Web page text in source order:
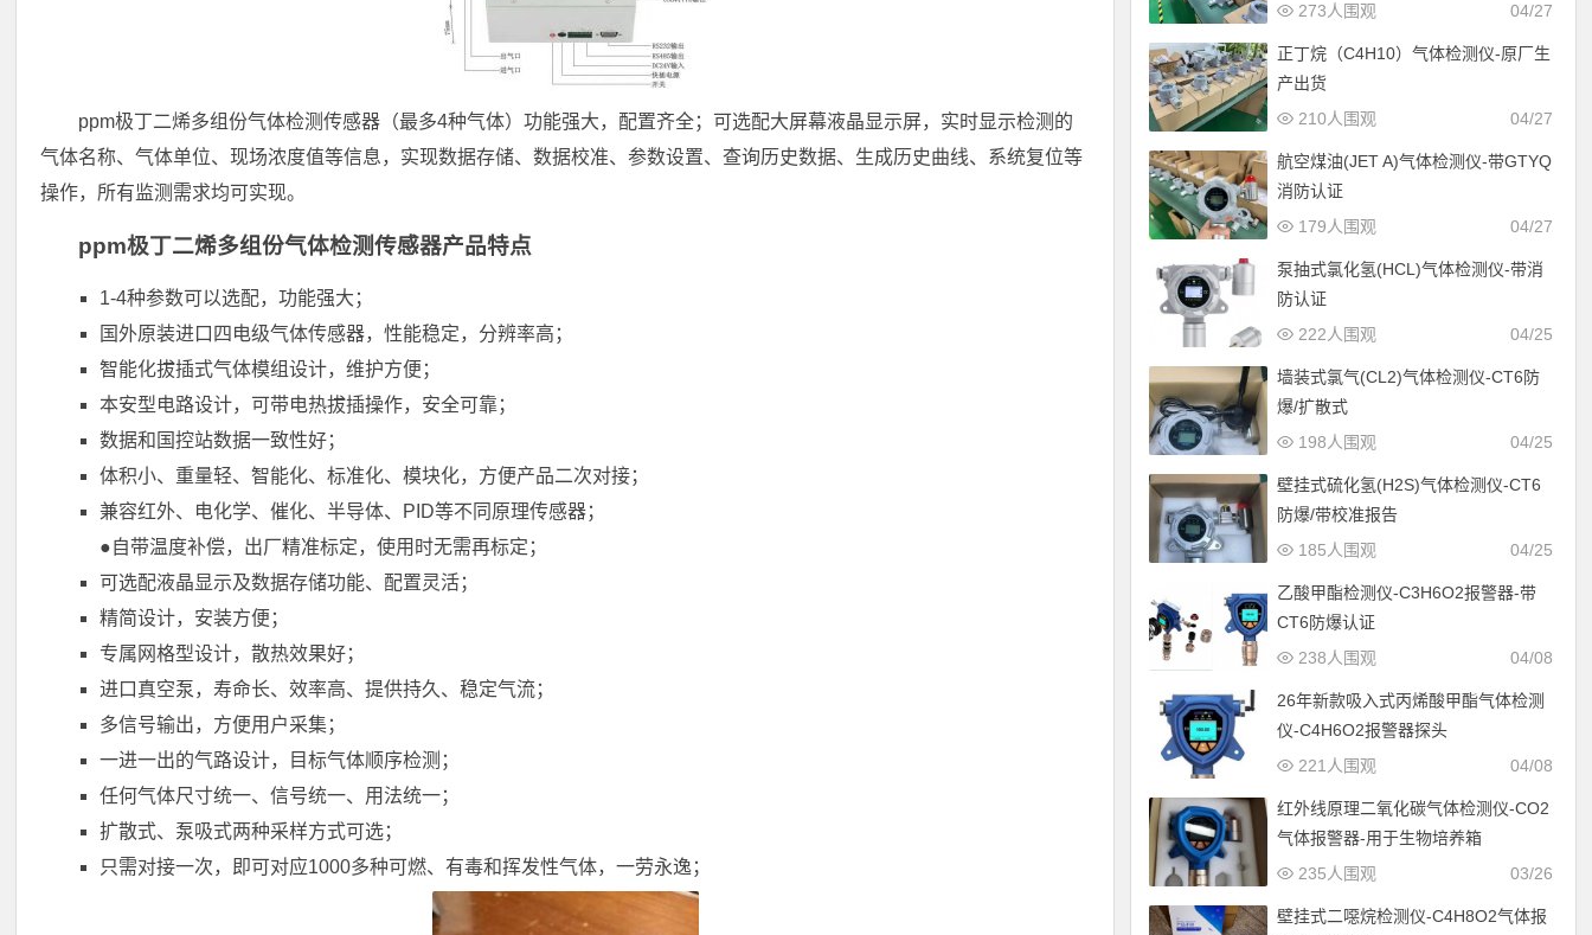
ppm极丁二烯多组份气体检测传感器（最多4种气体）功能强大，配置齐全；可选配大屏幕液晶显示屏，实时显示检测的
气体名称、气体单位、现场浓度值等信息，实现数据存储、数据校准、参数设置、查询历史数据、生成历史曲线、系统复位等
操作，所有监测需求均可实现。
ppm极丁二烯多组份气体检测传感器产品特点
1-4种参数可以选配，功能强大；
国外原装进口四电级气体传感器，性能稳定，分辨率高；
智能化拔插式气体模组设计，维护方便；
本安型电路设计，可带电热拔插操作，安全可靠；
数据和国控站数据一致性好；
体积小、重量轻、智能化、标准化、模块化，方便产品二次对接；
兼容红外、电化学、催化、半导体、PID等不同原理传感器；
●自带温度补偿，出厂精准标定，使用时无需再标定；
可选配液晶显示及数据存储功能、配置灵活；
精简设计，安装方便；
专属网格型设计，散热效果好；
进口真空泵，寿命长、效率高、提供持久、稳定气流；
多信号输出，方便用户采集；
一进一出的气路设计，目标气体顺序检测；
任何气体尺寸统一、信号统一、用法统一；
扩散式、泵吸式两种采样方式可选；
只需对接一次，即可对应1000多种可燃、有毒和挥发性气体，一劳永逸；
04/27
273人围观
正丁烷（C4H10）气体检测仪-原厂生
产出货
04/27
210人围观
航空煤油(JET A)气体检测仪-带GTYQ
消防认证
04/27
179人围观
泵抽式氯化氢(HCL)气体检测仪-带消
防认证
04/25
222人围观
墙装式氯气(CL2)气体检测仪-CT6防
爆/扩散式
04/25
198人围观
壁挂式硫化氢(H2S)气体检测仪-CT6
防爆/带校准报告
04/25
185人围观
乙酸甲酯检测仪-C3H6O2报警器-带
CT6防爆认证
04/08
238人围观
26年新款吸入式丙烯酸甲酯气体检测
仪-C4H6O2报警器探头
04/08
221人围观
红外线原理二氧化碳气体检测仪-CO2
气体报警器-用于生物培养箱
03/26
235人围观
壁挂式二噁烷检测仪-C4H8O2气体报